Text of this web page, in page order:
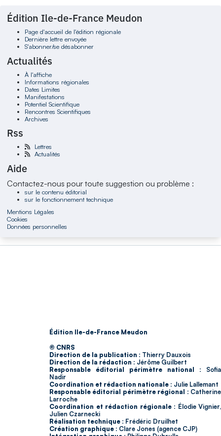
Édition Ile-de-France Meudon
Page d'accueil de l'édition régionale
Dernière lettre envoyée
S'abonner/se désabonner
Actualités
À l'affiche
Informations régionales
Dates Limites
Manifestations
Potentiel Scientifique
Rencontres Scientifiques
Archives
Rss
Lettres
Actualités
Aide
Contactez-nous pour toute suggestion ou problème :
sur le contenu éditorial
sur le fonctionnement technique
Mentions Légales
Cookies
Données personnelles
Édition Ile-de-France Meudon
© CNRS
Direction de la publication : Thierry Dauxois
Direction de la rédaction : Jérôme Guilbert
Responsable éditorial périmètre national : Sofia
Nadir
Coordination et rédaction nationale : Julie Lallemant
Responsable éditorial périmètre régional : Catherine
Larroche
Coordination et rédaction régionale : Élodie Vignier,
Julien Czarnecki
Réalisation technique : Frédéric Druilhet
Création graphique : Clare Jones (agence CJP)